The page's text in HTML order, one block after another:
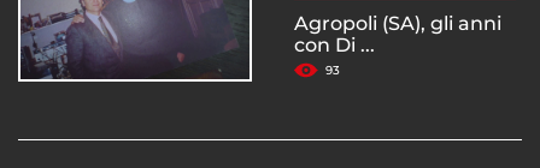
Agropoli (SA), gli anni
con Di ...
93